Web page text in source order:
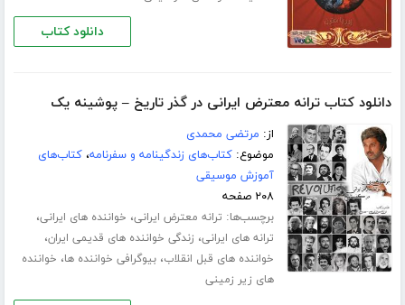
دانلود کتاب
دانلود کتاب ترانه معترض ایرانی در گذر تاریخ – پوشینه یک
از: مرتضی محمدی
موضوع:کتاب‌های زندگینامه و سفرنامه،کتاب‌های
آموزش موسیقی
۲۰۸ صفحه
برچسب‌ها: ترانه معترض ایرانی، خواننده های ایرانی،
ترانه های ایرانی، زندگی خواننده های قدیمی ایران،
خواننده های قبل انقلاب،بیوگرافی خواننده ها، خواننده
های زیر زمینی